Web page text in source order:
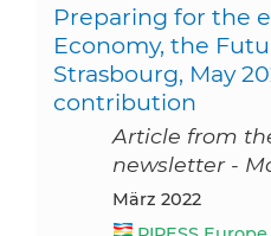
Preparing for the
Economy, the
Strasbourg, May
contribution
Article from
newsletter -
März 2022